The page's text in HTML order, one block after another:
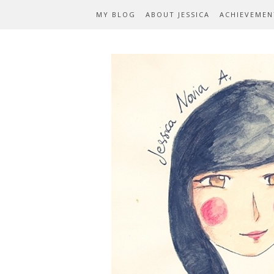
MY BLOG ABOUT JESSICA